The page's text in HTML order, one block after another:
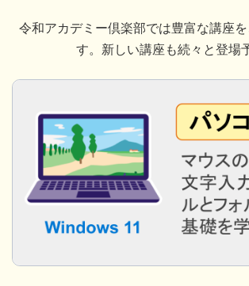
令和アカデミー倶楽部では豊富な講座
す。新しい講座も続々と登場